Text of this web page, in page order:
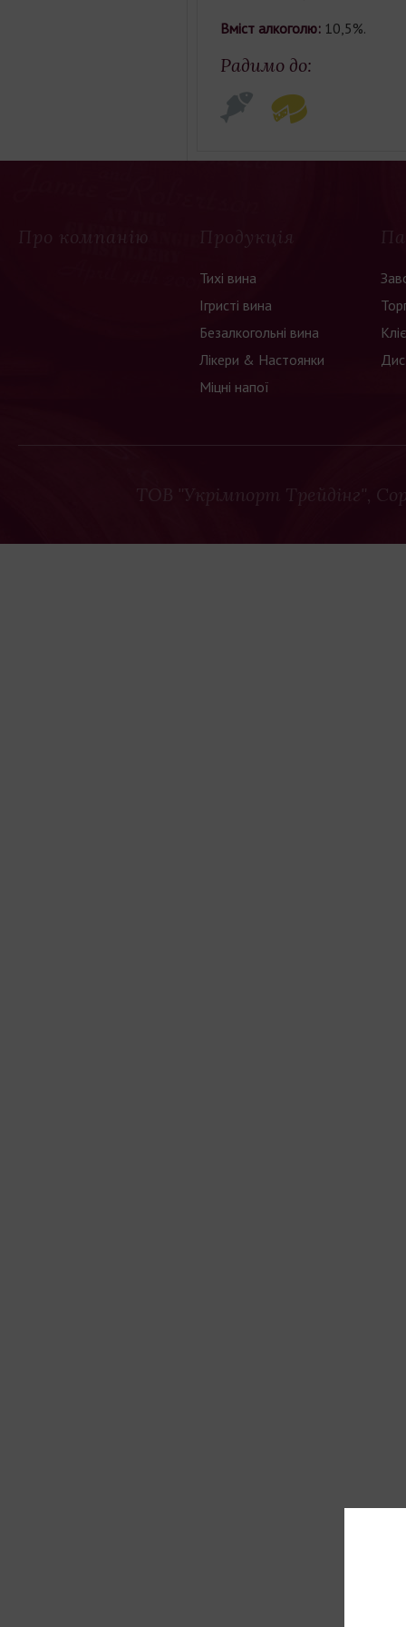
Вміст алкоголю:10,5%.
Радимо до:
Про компанію Продукція
Тихі вина
Ігристі вина
Безалкогольні вина
Лікери & Настоянки
Міцні напої
ТОВ "Укрімпорт Трейдінг",